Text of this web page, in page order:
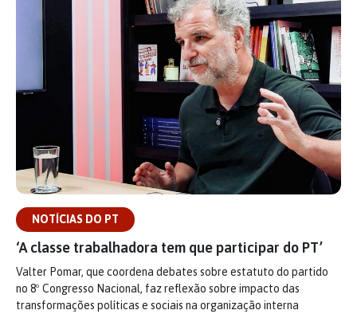
NOTÍCIAS DO PT
‘A classe trabalhadora tem que participar do PT’
Valter Pomar, que coordena debates sobre estatuto do partido
no 8º Congresso Nacional, faz reflexão sobre impacto das
transformações políticas e sociais na organização interna